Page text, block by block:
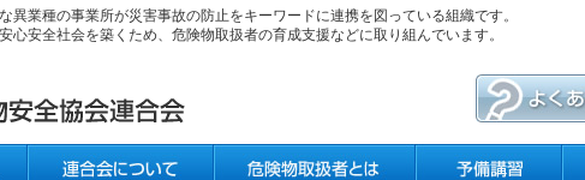
異業種の事業所が災害事故の防止をキーワードに連携を図っている組織です。
心安全社会を築くため、危険物取扱者の育成支援などに取り組んでいます。